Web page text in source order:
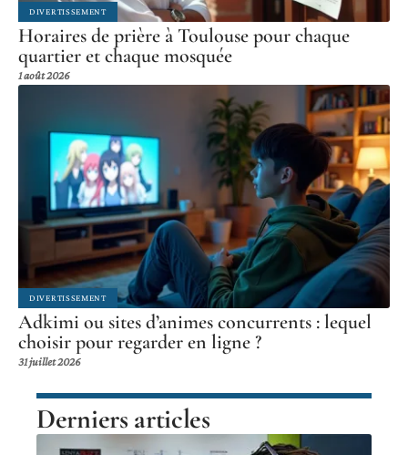
DIVERTISSEMENT
Horaires de prière à Toulouse pour chaque
quartier et chaque mosquée
1 août 2026
DIVERTISSEMENT
Adkimi ou sites d’animes concurrents : lequel
choisir pour regarder en ligne ?
31 juillet 2026
Derniers articles